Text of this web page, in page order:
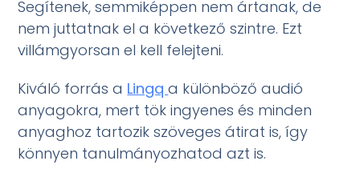
Segítenek, semmiképpen nem ártanak, de
nem juttatnak el a következő szintre. Ezt
villámgyorsan el kell felejteni.
Kiváló forrás a Lingqa különböző audió
anyagokra, mert tök ingyenes és minden
anyaghoz tartozik szöveges átirat is, így
könnyen tanulmányozhatod azt is.